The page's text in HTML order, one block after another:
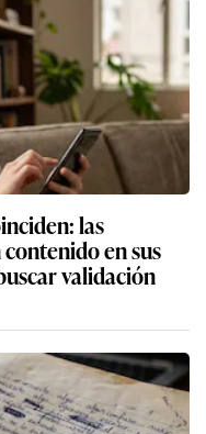
las
en sus
validación